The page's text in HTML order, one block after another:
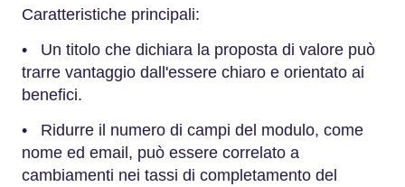
Caratteristiche principali:
• Un titolo che dichiara la proposta di valore può
trarre vantaggio dall'essere chiaro e orientato ai
benefici.
• Ridurre il numero di campi del modulo, come
nome ed email, può essere correlato a
cambiamenti nei tassi di completamento del